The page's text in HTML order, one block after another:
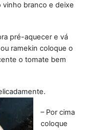
vinho branco e deixe
pré-aquecer e vá
ramekin coloque o
o tomate bem
– Por cima
coloque